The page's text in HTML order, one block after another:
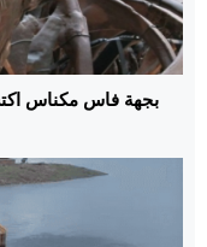
بجهة فاس مكناس